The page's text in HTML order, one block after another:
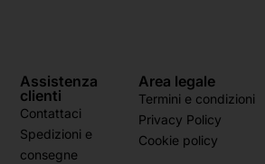
Assistenza
clienti
Contattaci
Spedizioni e
consegne
Area legale
Termini e condizioni
Privacy Policy
Cookie policy